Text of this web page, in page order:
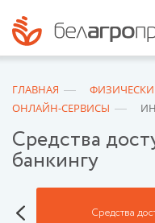
ГЛАВНАЯ
ОНЛАЙН-СЕРВИСЫ
Средства
банкингу
Средства